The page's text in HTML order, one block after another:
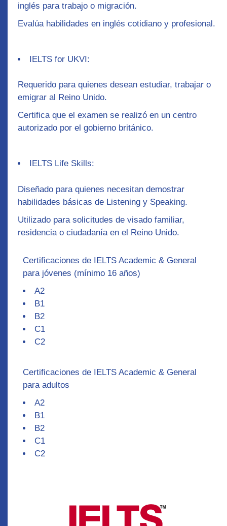
inglés para trabajo o migración.
Evalúa habilidades en inglés cotidiano y profesional.
IELTS for UKVI:
Requerido para quienes desean estudiar, trabajar o
emigrar al Reino Unido.
Certifica que el examen se realizó en un centro
autorizado por el gobierno británico.
IELTS Life Skills:
Diseñado para quienes necesitan demostrar
habilidades básicas de Listening y Speaking.
Utilizado para solicitudes de visado familiar,
residencia o ciudadanía en el Reino Unido.
Certificaciones de IELTS Academic & General
para jóvenes (mínimo 16 años)
A2
B1
B2
C1
C2
Certificaciones de IELTS Academic & General
para adultos
A2
B1
B2
C1
C2